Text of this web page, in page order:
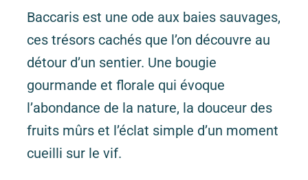
Baccaris est une ode aux baies sauvages,
ces trésors cachés que l’on découvre au
détour d’un sentier. Une bougie
gourmande et florale qui évoque
l’abondance de la nature, la douceur des
fruits mûrs et l’éclat simple d’un moment
cueilli sur le vif.